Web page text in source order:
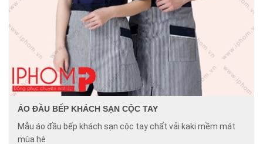
ÁO ĐẦU BẾP KHÁCH SẠN CỘC TAY
Mẫu áo đầu bếp khách sạn cộc tay chất vải kaki mềm mát
mùa hè